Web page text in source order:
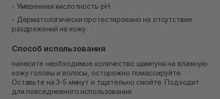
- Умеренная кислотность pH.
- Дерматологически протестировано на отсутствие
раздражений на кожу.
Способ использования
нанесите необходимое количество шампуня на влажную
кожу головы и волосы, осторожно помассируйте.
Оставьте на 3-5 минут и тщательно смойте. Подходит
для повседневного использования.